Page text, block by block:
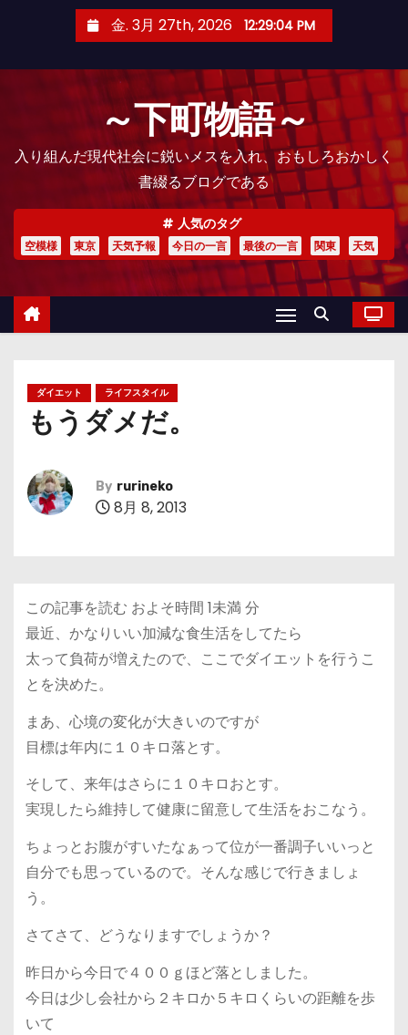
金. 3月 27th, 2026 12:29:05 PM
～下町物語～
入り組んだ現代社会に鋭いメスを入れ、おもしろおかしく
書綴るブログである
人気のタグ
空模様 東京 天気予報 今日の一言 最後の一言 関東 天気
ダイエット ライフスタイル
もうダメだ。
By rurineko
8月 8, 2013
この記事を読む およそ時間 1未満 分
最近、かなりいい加減な食生活をしてたら
太って負荷が増えたので、ここでダイエットを行うこ
とを決めた。
まあ、心境の変化が大きいのですが
目標は年内に１０キロ落とす。
そして、来年はさらに１０キロおとす。
実現したら維持して健康に留意して生活をおこなう。
ちょっとお腹がすいたなぁって位が一番調子いいっと
自分でも思っているので。そんな感じで行きましょ
う。
さてさて、どうなりますでしょうか？
昨日から今日で４００ｇほど落としました。
今日は少し会社から２キロか５キロくらいの距離を歩
いて